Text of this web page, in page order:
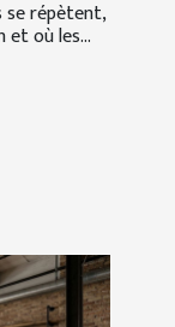
se répètent,
où les...